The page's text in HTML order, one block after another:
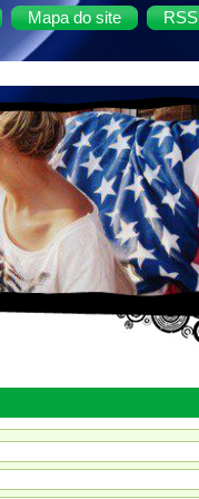
Mapa do site RSS